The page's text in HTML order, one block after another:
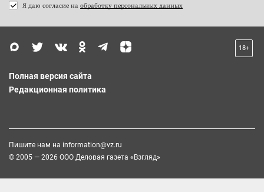
Я даю согласие на обработку персональных данных
18+
Полная версия сайта
Редакционная политика
Пишите нам на information@vz.ru
© 2005 — 2026 ООО Деловая газета «Взгляд»